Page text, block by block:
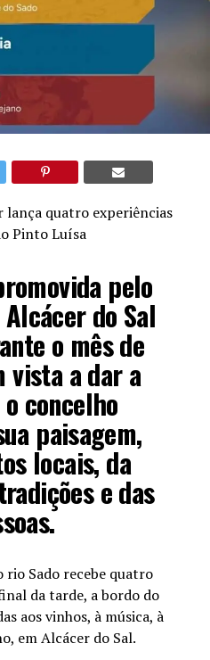
lança quatro experiências
Pinto Luísa
pelo
do Sal
o mês de
vista a dar a
concelho
paisagem,
locais, da
e das
rio Sado recebe quatro
da tarde, a bordo do
aos vinhos, à música, à
em Alcácer do Sal.